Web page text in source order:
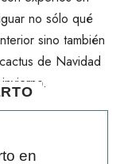
no sólo qué
sino también
de Navidad
en